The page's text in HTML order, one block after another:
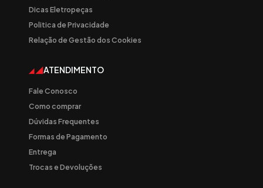
Dicas Eletropeças
Politica de Privacidade
Relação de Gestão dos Cookies
ATENDIMENTO
Fale Conosco
Como comprar
Dúvidas Frequentes
Formas de Pagamento
Entrega
Trocas e Devoluções